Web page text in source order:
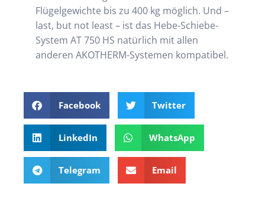
Flügelgewichte bis zu 400 kg möglich. Und –
last, but not least – ist das Hebe-Schiebe-
System AT 750 HS natürlich mit allen
anderen AKOTHERM-Systemen kompatibel.
Facebook Twitter
LinkedIn WhatsApp
Telegram Email